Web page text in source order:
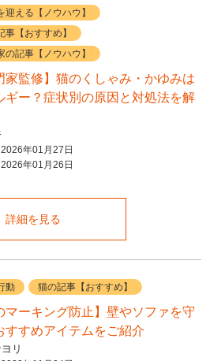
迎える【ノウハウ】
事【おすすめ】
の記事【ノウハウ】
家監修】猫のくしゃみ・かゆみは
ギー？症状別の原因と対処法を解
2026年01月27日
2026年01月26日
詳細を見る
動 猫の記事【おすすめ】
マーキング防止】壁やソファを守
すすめアイテムをご紹介
リ